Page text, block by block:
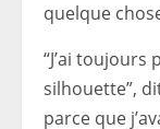
quelque
“J’ai
silhouette”,
parce que